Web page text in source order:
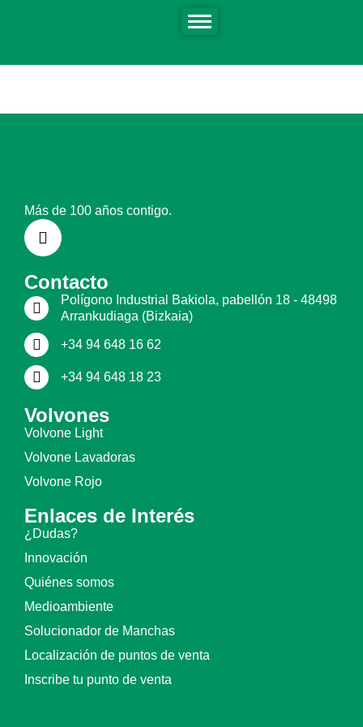
Actualmente no hay publicaciones bajo esta taxonomía.
Más de 100 años contigo.
Contacto
Polígono Industrial Bakiola, pabellón 18 - 48498
Arrankudiaga (Bizkaia)
+34 94 648 16 62
+34 94 648 18 23
Volvones
Volvone Light
Volvone Lavadoras
Volvone Rojo
Enlaces de Interés
¿Dudas?
Innovación
Quiénes somos
Medioambiente
Solucionador de Manchas
Localización de puntos de venta
Inscribe tu punto de venta